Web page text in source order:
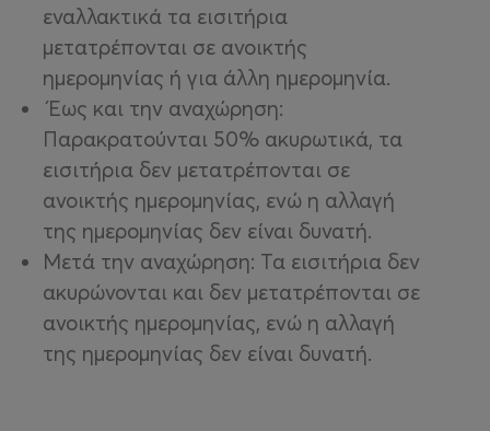
εναλλακτικά τα εισιτήρια
μετατρέπονται σε ανοικτής
ημερομηνίας ή για άλλη ημερομηνία.
Έως και την αναχώρηση:
Παρακρατούνται 50% ακυρωτικά, τα
εισιτήρια δεν μετατρέπονται σε
ανοικτής ημερομηνίας, ενώ η αλλαγή
της ημερομηνίας δεν είναι δυνατή.
Μετά την αναχώρηση: Τα εισιτήρια δεν
ακυρώνονται και δεν μετατρέπονται σε
ανοικτής ημερομηνίας, ενώ η αλλαγή
της ημερομηνίας δεν είναι δυνατή.